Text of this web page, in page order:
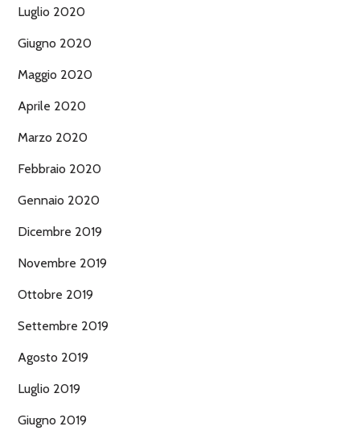
Luglio 2020
Giugno 2020
Maggio 2020
Aprile 2020
Marzo 2020
Febbraio 2020
Gennaio 2020
Dicembre 2019
Novembre 2019
Ottobre 2019
Settembre 2019
Agosto 2019
Luglio 2019
Giugno 2019